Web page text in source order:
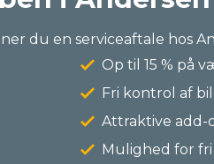
du en serviceaftale hos
Op til 15 % på
Fri kontrol af
Attraktive add-
Mulighed for